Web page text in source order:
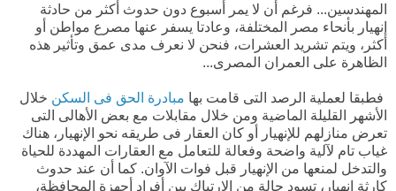
المهندسين... فرغم أن لا يمر أسبوع دون حدوث أكثر من حادثة
إنهيار بأنحاء مصر المختلفة، وعادتا يسفر عنها مصرع مواطن أو
أكثر، ويتم تشريد العشرات، فنحن لا نعرف مدى عمق وتأثير هذه
الظاهرة على العمران المصرى...
فطبقا لعملية الرصد التى قامت بها مبادرة الحق فى السكن خلال
الأشهر القليلة الماضية ومن خلال مقابلات مع بعض الأهالى التى
تعرض منازلهم للإنهيار أو كان العقار فى طريقه نحو الإنهيار، هناك
غياب تام لآلية واضحة وفعالة للتعامل مع العقارات المهددة للحياة
والتدخل لمنعها من الإنهيار قبل فوات الآوان. كما أن عند حدوث
كارثة إنهيار، تسود حالة من الإرتباك بين أفراد أجهزة المحافظة،